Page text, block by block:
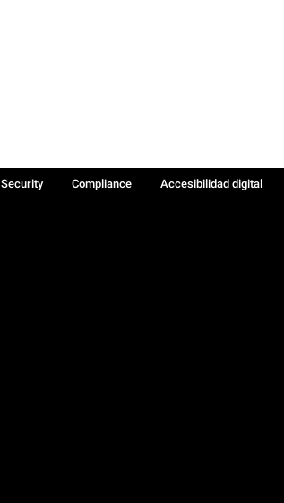
Security Compliance
Accesibilidad digital